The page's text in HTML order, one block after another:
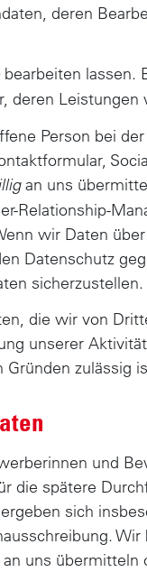
deren
bearbeiten lassen.
deren
Person bei
an uns
Relationship-
wir Daten
Datenschutz
sicherzustellen.
die wir von
unserer
zulässig
und
die spätere
sich
uns übermitteln